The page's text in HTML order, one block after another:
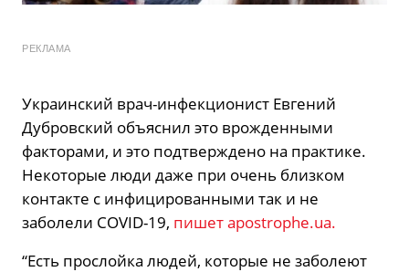
РЕКЛАМА
Украинский врач-инфекционист Евгений
Дубровский объяснил это врожденными
факторами, и это подтверждено на практике.
Некоторые люди даже при очень близком
контакте с инфицированными так и не
заболели COVID-19, пишет apostrophe.ua.
“Есть прослойка людей, которые не заболеют